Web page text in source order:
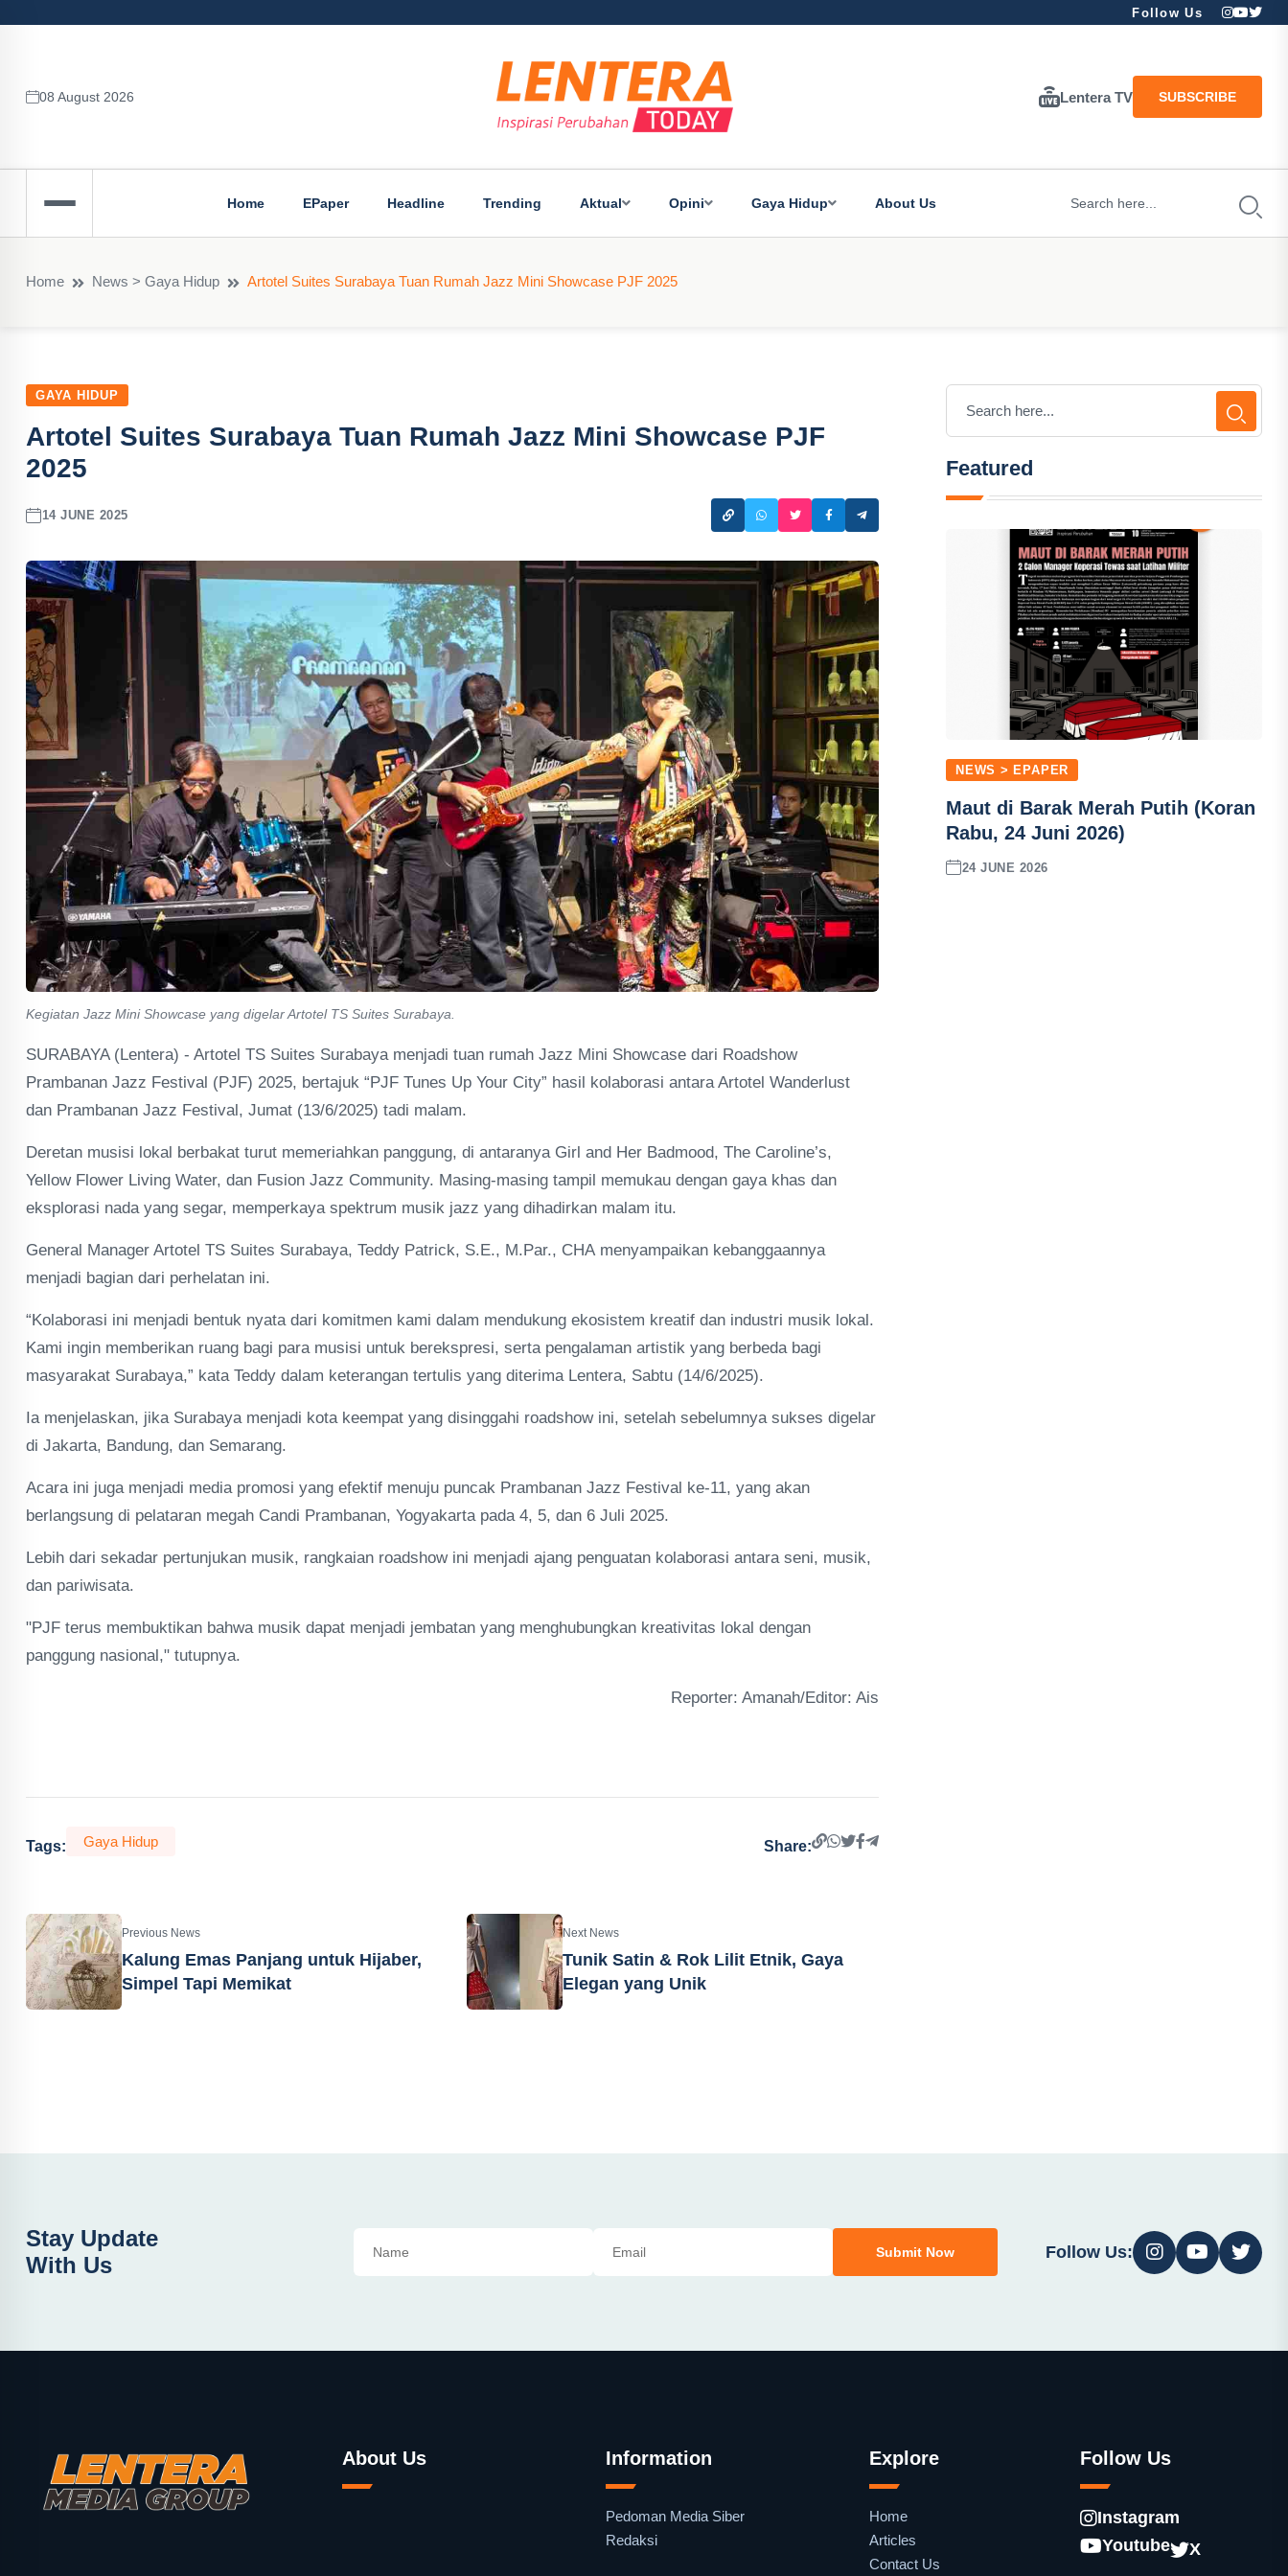
Follow Us
08 August 2026 Lentera TV SUBSCRIBE
Home EPaper Headline Trending Aktual Opini Gaya Hidup About Us
Home News > Gaya Hidup Artotel Suites Surabaya Tuan Rumah Jazz Mini Showcase PJF 2025
GAYA HIDUP
Artotel Suites Surabaya Tuan Rumah Jazz Mini Showcase PJF
2025
14 JUNE 2025
Kegiatan Jazz Mini Showcase yang digelar Artotel TS Suites Surabaya.
SURABAYA (Lentera) - Artotel TS Suites Surabaya menjadi tuan rumah Jazz Mini Showcase dari Roadshow
Prambanan Jazz Festival (PJF) 2025, bertajuk “PJF Tunes Up Your City” hasil kolaborasi antara Artotel Wanderlust
dan Prambanan Jazz Festival, Jumat (13/6/2025) tadi malam.
Deretan musisi lokal berbakat turut memeriahkan panggung, di antaranya Girl and Her Badmood, The Caroline’s,
Yellow Flower Living Water, dan Fusion Jazz Community. Masing-masing tampil memukau dengan gaya khas dan
eksplorasi nada yang segar, memperkaya spektrum musik jazz yang dihadirkan malam itu.
General Manager Artotel TS Suites Surabaya, Teddy Patrick, S.E., M.Par., CHA menyampaikan kebanggaannya
menjadi bagian dari perhelatan ini.
“Kolaborasi ini menjadi bentuk nyata dari komitmen kami dalam mendukung ekosistem kreatif dan industri musik lokal.
Kami ingin memberikan ruang bagi para musisi untuk berekspresi, serta pengalaman artistik yang berbeda bagi
masyarakat Surabaya,” kata Teddy dalam keterangan tertulis yang diterima Lentera, Sabtu (14/6/2025).
Ia menjelaskan, jika Surabaya menjadi kota keempat yang disinggahi roadshow ini, setelah sebelumnya sukses digelar
di Jakarta, Bandung, dan Semarang.
Acara ini juga menjadi media promosi yang efektif menuju puncak Prambanan Jazz Festival ke-11, yang akan
berlangsung di pelataran megah Candi Prambanan, Yogyakarta pada 4, 5, dan 6 Juli 2025.
Lebih dari sekadar pertunjukan musik, rangkaian roadshow ini menjadi ajang penguatan kolaborasi antara seni, musik,
dan pariwisata.
"PJF terus membuktikan bahwa musik dapat menjadi jembatan yang menghubungkan kreativitas lokal dengan
panggung nasional," tutupnya.
Reporter: Amanah/Editor: Ais
Tags: Gaya Hidup Share:
Previous News
Kalung Emas Panjang untuk Hijaber,
Simpel Tapi Memikat
Next News
Tunik Satin & Rok Lilit Etnik, Gaya
Elegan yang Unik
Featured
NEWS > EPAPER
Maut di Barak Merah Putih (Koran
Rabu, 24 Juni 2026)
24 JUNE 2026
Stay Update
With Us
Submit Now Follow Us:
About Us Information
Pedoman Media Siber
Redaksi
Explore
Home
Articles
Contact Us
Follow Us
Instagram
Youtube
X